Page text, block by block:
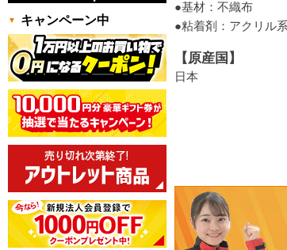
●基材：不織布
●粘着剤：アクリル系
【原産国】
日本
キャンペーン中